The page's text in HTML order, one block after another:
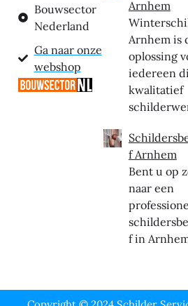
Bouwsector
Nederland
Ga naar onze
webshop
Arnhem
Arnhem is
oplossing
iedereen
kwalitatief
f Arnhem
Bent u op
naar een
f in